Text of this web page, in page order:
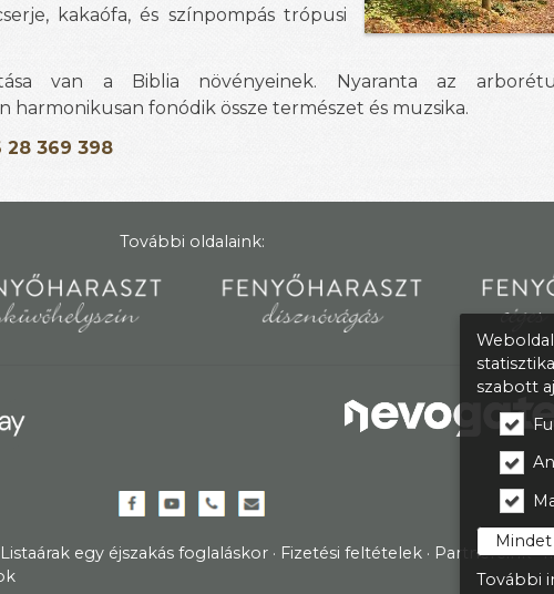
kakaófa, és színpompás trópusi
van a Biblia növényeinek. Nyaranta az
fonódik össze természet és muzsika.
28 369 398
További oldalaink:
Listaárak egy éjszakás foglaláskor Fizetési feltételek Partnereink
szabott
További